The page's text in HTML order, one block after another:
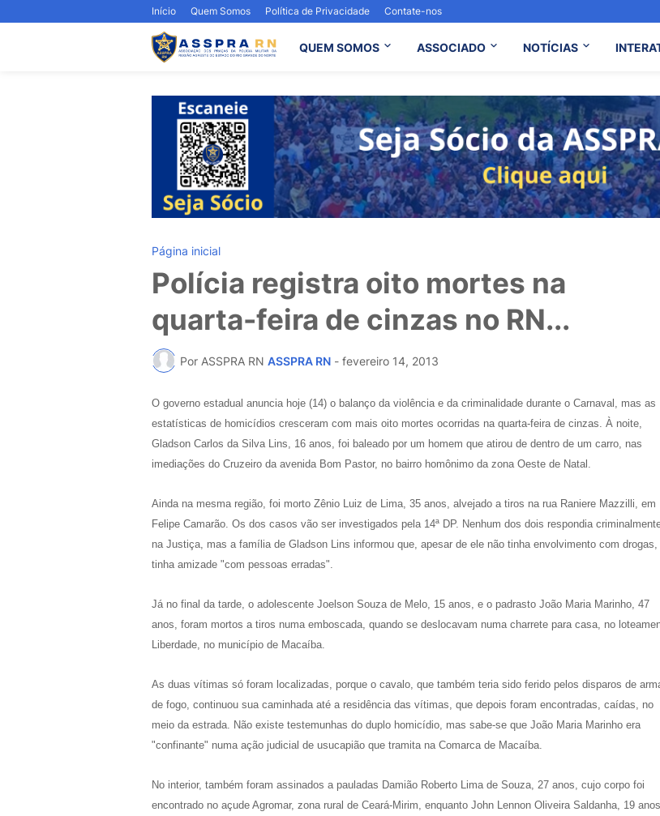
Início Quem Somos Política de Privacidade Contate-nos
QUEM SOMOS ASSOCIADO NOTÍCIAS
Página inicial
Polícia registra oito mortes na
quarta-feira de cinzas no RN...
Por ASSPRA RN ASSPRA RN - fevereiro 14, 2013
O governo estadual anuncia hoje (14) o balanço da violência e da criminalidade durante o Carnaval, mas as
estatísticas de homicídios cresceram com mais oito mortes ocorridas na quarta-feira de cinzas. À noite,
Gladson Carlos da Silva Lins, 16 anos, foi baleado por um homem que atirou de dentro de um carro, nas
imediações do Cruzeiro da avenida Bom Pastor, no bairro homônimo da zona Oeste de Natal.
Ainda na mesma região, foi morto Zênio Luiz de Lima, 35 anos, alvejado a tiros na rua Raniere Mazzilli, em
Felipe Camarão. Os dos casos vão ser investigados pela 14ª DP. Nenhum dos dois respondia
na Justiça, mas a família de Gladson Lins informou que, apesar de ele não tinha envolvimento com drogas,
tinha amizade "com pessoas erradas".
Já no final da tarde, o adolescente Joelson Souza de Melo, 15 anos, e o padrasto João Maria Marinho, 47
anos, foram mortos a tiros numa emboscada, quando se deslocavam numa charrete para casa, no
Liberdade, no município de Macaíba.
As duas vítimas só foram localizadas, porque o cavalo, que também teria sido ferido pelos disparos de
de fogo, continuou sua caminhada até a residência das vítimas, que depois foram encontradas, caídas, no
meio da estrada. Não existe testemunhas do duplo homicídio, mas sabe-se que João Maria Marinho era
"confinante" numa ação judicial de usucapião que tramita na Comarca de Macaíba.
No interior, também foram assinados a pauladas Damião Roberto Lima de Souza, 27 anos, cujo corpo foi
encontrado no açude Agromar, zona rural de Ceará-Mirim, enquanto John Lennon Oliveira Saldanha, 19